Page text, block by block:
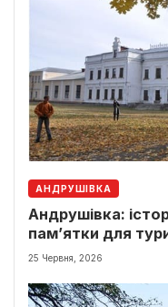
АНДРУШІВКА
Андрушівка:
пам’ятки для
25 Червня, 2026